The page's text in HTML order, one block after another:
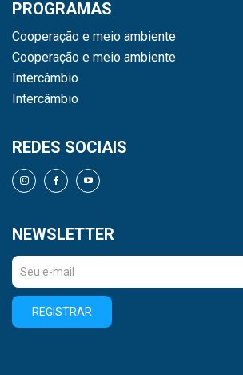
PROGRAMAS
Cooperação e meio ambiente
Cooperação e meio ambiente
Intercâmbio
Intercâmbio
REDES SOCIAIS
NEWSLETTER
REGISTRAR